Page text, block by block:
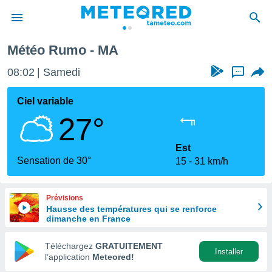
de
en
Météo Rumo - MA
08:02 Samedi ...
Ciel variable
27°
Sensation de 30°
Est
15
31 km/h
Prévisions
Hausse des températures qui se renforce
dimanche en France
Téléchargez GRATUITEMENT
l’application Meteored!
Installer